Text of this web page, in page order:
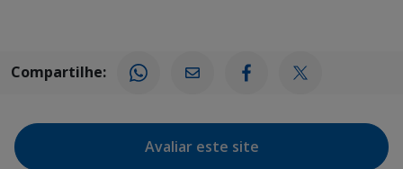
Compartilhe:
Avaliar este site